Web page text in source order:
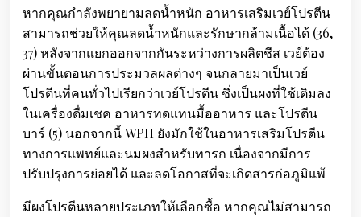
หากคุณกำลังพยายามลดน้ำหนัก อาหารเสริมเวย์โปรตีน
สามารถช่วยให้คุณลดน้ำหนักและรักษากล้ามเนื้อได้ (36,
37) หลังจากแยกออกจากกันระหว่างการผลิตชีส เวย์ต้อง
ผ่านขั้นตอนการประมวลผลต่างๆ จนกลายมาเป็นเวย์
โปรตีนที่คนทั่วไปเรียกว่าเวย์โปรตีน ซึ่งเป็นผงที่ใช้เติมลง
ในเครื่องดื่มเชค อาหารทดแทนมื้ออาหาร และโปรตีน
บาร์ (5) นอกจากนี้ WPH ยังมักใช้ในอาหารเสริมโปรตีน
ทางการแพทย์และนมผงสำหรับทารก เนื่องจากมีการ
ปรับปรุงการย่อยได้ และลดโอกาสที่จะเกิดสารก่อภูมิแพ้
มีผงโปรตีนหลายประเภทให้เลือกซื้อ หากคุณไม่สามารถ